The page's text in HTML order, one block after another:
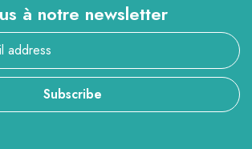
à notre newsletter
Subscribe